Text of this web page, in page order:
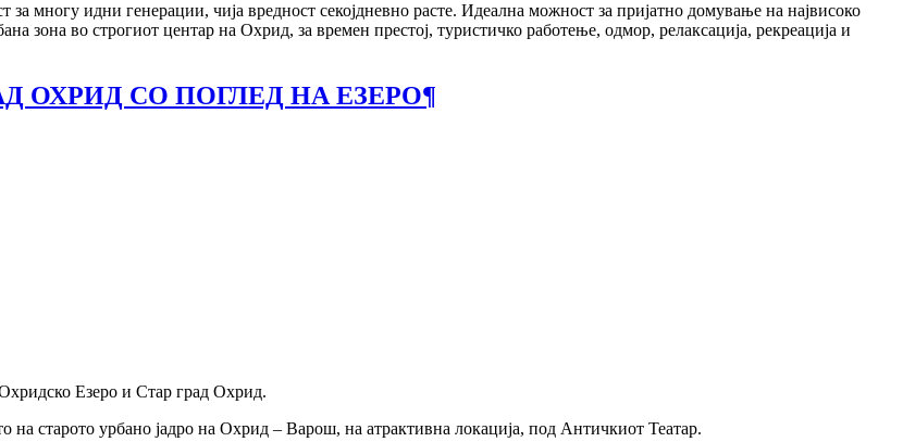
многу идни генерации, чија вредност секојдневно расте. Идеална можност за пријатно домување на највисоко
зона во строгиот центар на Охрид, за времен престој, туристичко работење, одмор, релаксација, рекреација и
ОХРИД СО ПОГЛЕД НА ЕЗЕРО¶
Езеро и Стар град Охрид.
на старото урбано јадро на Охрид – Варош, на атрактивна локација, под Античкиот Театар.